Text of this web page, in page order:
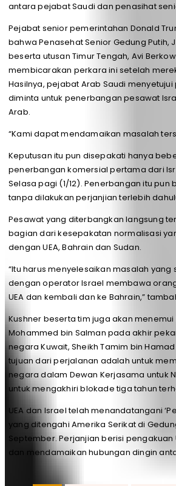
antara pejabat Saudi dan penasihat
Pejabat senior pemerintahan Donald
bahwa Penasehat Senior Gedung Putih,
beserta utusan Timur Tengah, Avi
membicarakan perkara ini setelah
Hasilnya, pejabat Arab Saudi
diminta untuk penerbangan pesawat
Arab.
“Kami dapat mendamaikan masalah
Keputusan itu pun disepakati hanya
penerbangan komersial pertama dari
Selasa pagi (1/12). Penerbangan itu pun
tanpa dilakukan perjanjian terlebih
Pesawat yang diterbangkan langsung
bagian dari kesepakatan normalisasi
dengan UEA, Bahrain dan Sudan.
“Itu harus menyelesaikan masalah yang
dengan operator Israel membawa
UEA dan kembali dan ke Bahrain,”
Kushner beserta tim juga akan menemui
Mohammed bin Salman pada akhir
negara Kuwait, Sheikh Tamim bin Hamad
tujuan dari perjalanan adalah untuk
negara dalam Dewan Kerjasama untuk
untuk mengakhiri blokade tiga tahun
UEA dan Israel telah menandatangani
yang ditengahi Amerika Serikat di
September. Perjanjian berisi pengakuan
dan mendamaikan hubungan dingin